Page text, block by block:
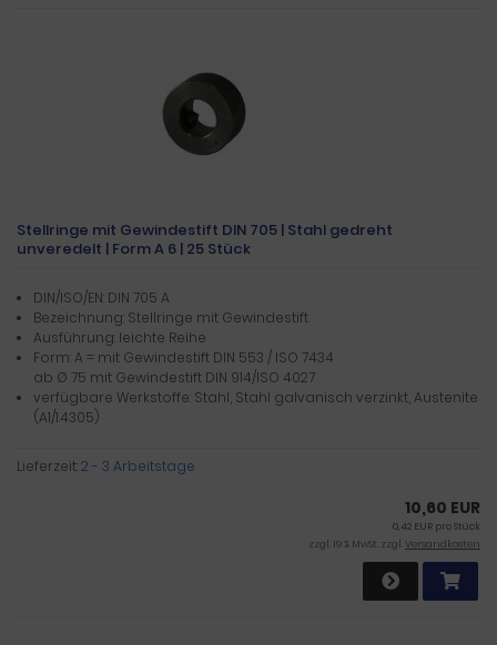
Stellringe mit Gewindestift DIN 705 | Stahl gedreht
unveredelt | Form A 6 | 25 Stück
DIN/ISO/EN: DIN 705 A
Bezeichnung: Stellringe mit Gewindestift
Ausführung: leichte Reihe
Form: A = mit Gewindestift DIN 553 / ISO 7434
ab Ø 75 mit Gewindestift DIN 914/ISO 4027
verfügbare Werkstoffe: Stahl, Stahl galvanisch verzinkt, Austenite
(A1/1.4305)
Lieferzeit:2 - 3 Arbeitstage
10,60 EUR
0,42 EUR pro Stück
zzgl. 19 % MwSt. zzgl.Versandkosten